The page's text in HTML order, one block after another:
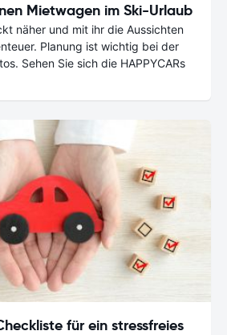
Mietwagen im Ski-Urlaub
näher und mit ihr die Aussichten
Planung ist wichtig bei der
Sehen Sie sich die HAPPYCARs
für ein stressfreies